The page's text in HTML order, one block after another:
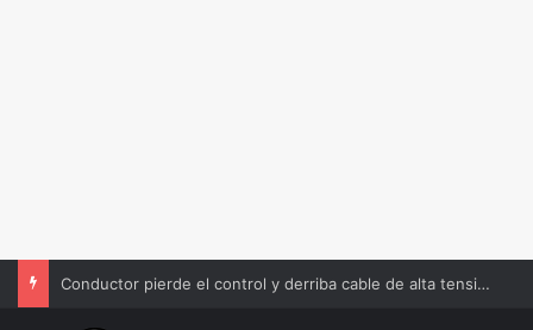
Policía auxilió a 1 de los 3 hombres que caminaban des.nudos en Riberas del Bravo